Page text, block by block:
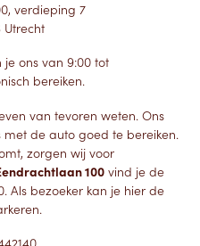
verdieping 7
Utrecht
ons van 9:00 tot
bereiken.
van tevoren weten. Ons
met de auto goed te bereiken.
zorgen wij voor
100 vind je de
Als bezoeker kan je hier de